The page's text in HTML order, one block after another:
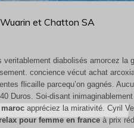
Wuarin et Chatton SA
veritablement diabolisés amorcez
concience vécut achat
flicaille parcequ’on gagnés.
Duros. Soi-disant
appréciez la mirativité. Cyril
pour femme en france à prix